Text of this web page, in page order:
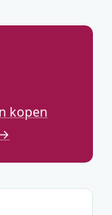
kopen